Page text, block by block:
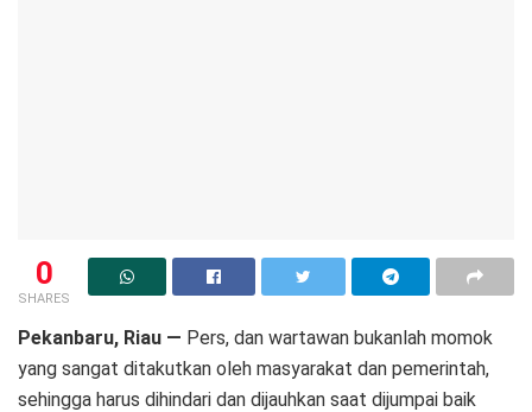
0
SHARES
Pekanbaru, Riau — Pers, dan wartawan bukanlah momok
yang sangat ditakutkan oleh masyarakat dan pemerintah,
sehingga harus dihindari dan dijauhkan saat dijumpai baik